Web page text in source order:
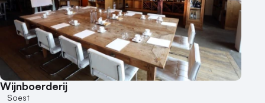
Wijnboerderij
Soest